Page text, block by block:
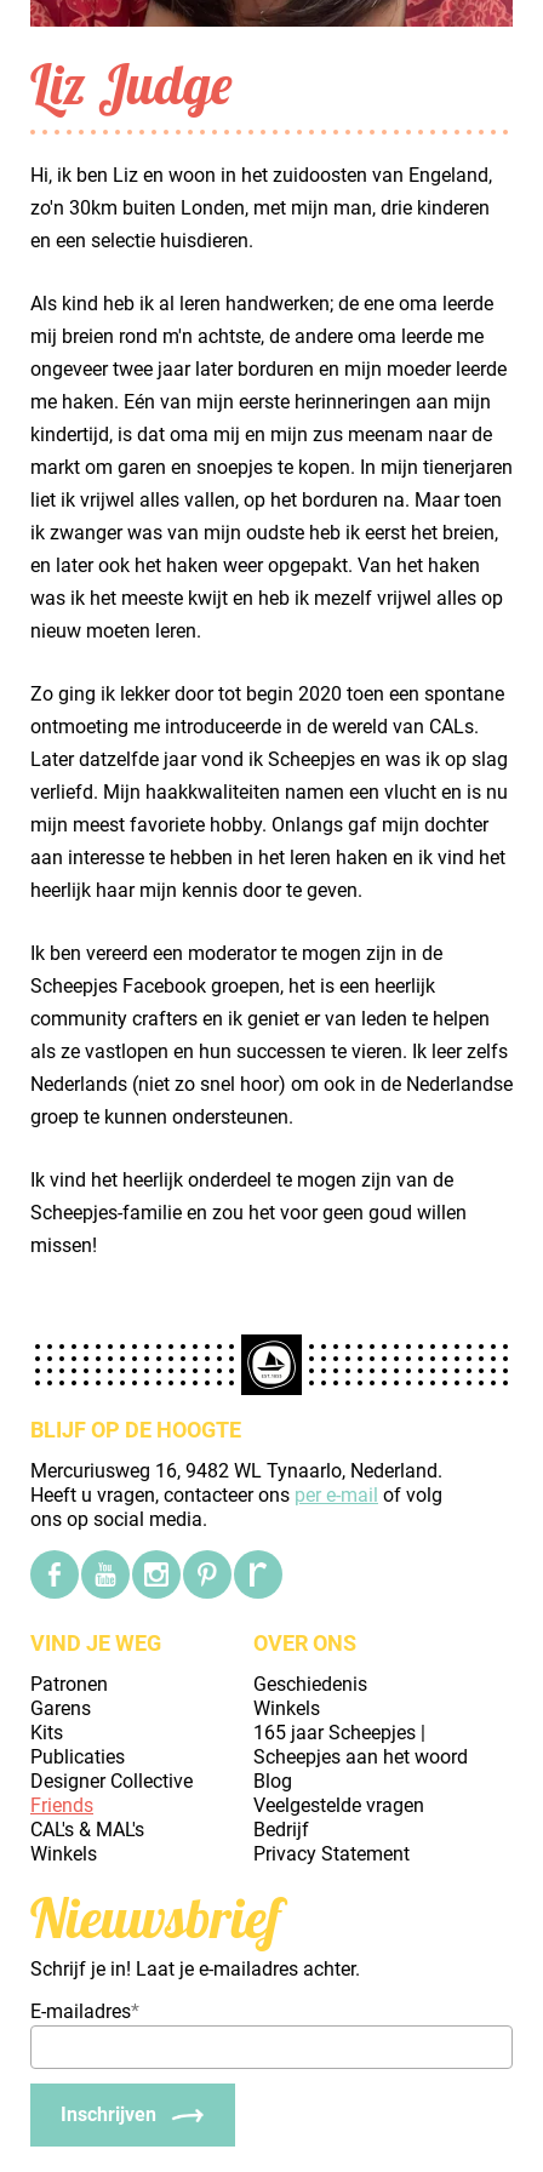
Liz Judge
Hi, ik ben Liz en woon in het zuidoosten van Engeland,
zo'n 30km buiten Londen, met mijn man, drie kinderen
en een selectie huisdieren.
Als kind heb ik al leren handwerken; de ene oma leerde
mij breien rond m'n achtste, de andere oma leerde me
ongeveer twee jaar later borduren en mijn moeder leerde
me haken. Eén van mijn eerste herinneringen aan mijn
kindertijd, is dat oma mij en mijn zus meenam naar de
markt om garen en snoepjes te kopen. In mijn tienerjaren
liet ik vrijwel alles vallen, op het borduren na. Maar toen
ik zwanger was van mijn oudste heb ik eerst het breien,
en later ook het haken weer opgepakt. Van het haken
was ik het meeste kwijt en heb ik mezelf vrijwel alles op
nieuw moeten leren.
Zo ging ik lekker door tot begin 2020 toen een spontane
ontmoeting me introduceerde in de wereld van CALs.
Later datzelfde jaar vond ik Scheepjes en was ik op slag
verliefd. Mijn haakkwaliteiten namen een vlucht en is nu
mijn meest favoriete hobby. Onlangs gaf mijn dochter
aan interesse te hebben in het leren haken en ik vind het
heerlijk haar mijn kennis door te geven.
Ik ben vereerd een moderator te mogen zijn in de
Scheepjes Facebook groepen, het is een heerlijk
community crafters en ik geniet er van leden te helpen
als ze vastlopen en hun successen te vieren. Ik leer zelfs
Nederlands (niet zo snel hoor) om ook in de Nederlandse
groep te kunnen ondersteunen.
Ik vind het heerlijk onderdeel te mogen zijn van de
Scheepjes-familie en zou het voor geen goud willen
missen!
BLIJF OP DE HOOGTE
Mercuriusweg 16, 9482 WL Tynaarlo, Nederland.
Heeft u vragen, contacteer ons per e-mail of volg
ons op social media.
VIND JE WEG
Patronen
Garens
Kits
Publicaties
Designer Collective
Friends
CAL's & MAL's
Winkels
OVER ONS
Geschiedenis
Winkels
165 jaar Scheepjes |
Scheepjes aan het woord
Blog
Veelgestelde vragen
Bedrijf
Privacy Statement
Nieuwsbrief
Schrijf je in! Laat je e-mailadres achter.
E-mailadres*
Inschrijven